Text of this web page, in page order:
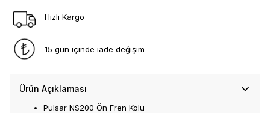
Hızlı Kargo
15 gün içinde iade değişim
Ürün Açıklaması
Pulsar NS200 Ön Fren Kolu